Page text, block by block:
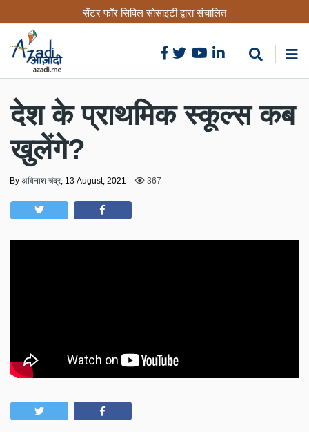
to
content
सेंटर फॉर सिविल सोसाइटी द्वारा संचालित
देश के प्राथमिक स्कूल्स कब
खुलेंगे?
By अविनाश चंद्र, 13 August, 2021 367